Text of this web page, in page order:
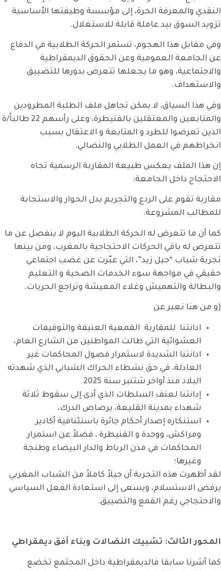
النقدي والمعرفة الحرة، إلى مؤسسة وظيفتها الأساسية
تزويد السوق بيد عاملة قابلة للاستغلال.
وفي مقابل هذا الهجوم، تستمر الحركة الطلابية في الدفاع
عن الجامعة العمومية وعن الحقوق الديمقراطية
والاجتماعية، وهو ما يجعلها تتعرض بدورها للتضييق
والاستهداف.
وفي هذا السياق، لا يمكن تجاهل ملف الطلبة المطرودين
والمتابعين والمعتقلين بالقنيطرة، وعلى رأسهم 22 طالباً/ة
الذين تعرضوا للطرد و المتابعة و الاعتقال بسبب
انخراطهم في العمل الطلابي والنضالي.
إن هذا الملف يعكس طبيعة المقاربة الرسمية تجاه
الاحتجاج داخل الجامعة:
مقاربة تقوم على الردع والتجريم بدل الحوار والاستجابة
للمطالب المشروعة.
كما أن ما تتعرض له الحركة الطلابية اليوم لا ينفصل عن ما
تتعرض له باقي الحركات الاحتجاجية بالمغرب، ومن بينها
تجربة شباب “جيل زيد”، التي عبّرت عن غضب اجتماعي
حقيقي في مواجهة سوء الخدمات الصحية و التعليم
والبطالة والتهميش وغلاء المعيشة وتراجع الحريات.
(و من هنا نعبر عن
ادانتنا للمقاربة القمعية العنيفة والتوقيفات
العشوائية التي طالت المواطنين من الشارع العام،
ادانتنا الشديدة لاستمرار فصول المحاكمات غير
العادلة، في حق نشطاء الحراك الشبابي الذي شهدته
البلاد منذ أواخر شتنبر سنة 2025
إدانتنا لعنف السلطات الذي أدى إلى سقوط ثلاثة
شهداء بمدينة القليعة، برصاص الدرك،
استنكاره إصدار أحكام جائرة باستئنافية أكادير
ومراكش، ووجدة و القنيطرة ، فضلاً عن استمرار
المحاكمات في مدن الرباط والدار البيضاء وطنجة
وغيرها؛
لقد أظهرت هذه التجربة أن جيلاً كاملاً من الشباب المغربي
يرفض الاستسلام، ويسعى إلى استعادة الفعل السياسي
والاحتجاجي رغم القمع والتضييق.
المحور الثالث: تشبيك النضالات وبناء أفق ديمقراطي
كما أشرنا سابقا فالديمقراطية داخل المجتمع تخضع